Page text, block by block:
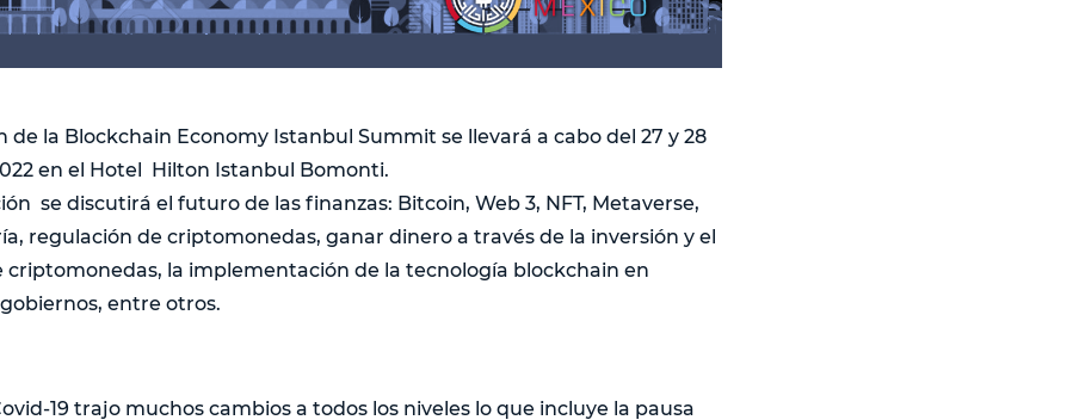
de la Blockchain Economy Istanbul Summit se llevará a cabo del 27 y 28
en el Hotel Hilton Istanbul Bomonti.
se discutirá el futuro de las finanzas: Bitcoin, Web 3, NFT, Metaverse,
regulación de criptomonedas, ganar dinero a través de la inversión y el
criptomonedas, la implementación de la tecnología blockchain en
entre otros.
19 trajo muchos cambios a todos los niveles lo que incluye la pausa